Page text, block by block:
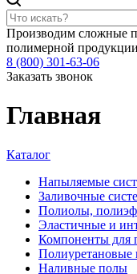
Производим сложные
полимерной
8 (800) 301-63-06
Заказать звонок
Главная
Каталог
Напыляемые
Заливочные
Полиолы,
Эластичные и
Компоненты для
Полиуретановые
Наливные полы